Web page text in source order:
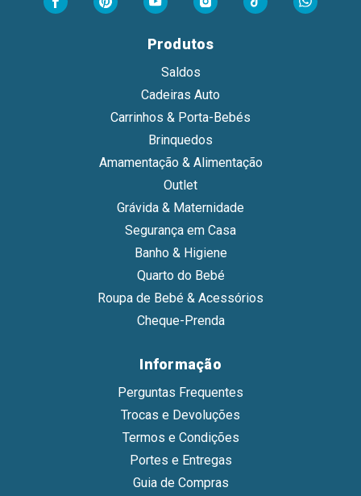
Produtos
Saldos
Cadeiras Auto
Carrinhos & Porta-Bebés
Brinquedos
Amamentação & Alimentação
Outlet
Grávida & Maternidade
Segurança em Casa
Banho & Higiene
Quarto do Bebé
Roupa de Bebé & Acessórios
Cheque-Prenda
Informação
Perguntas Frequentes
Trocas e Devoluções
Termos e Condições
Portes e Entregas
Guia de Compras